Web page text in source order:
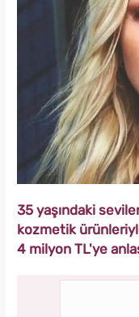
35 yaşındaki
kozmetik
4 milyon TL'ye